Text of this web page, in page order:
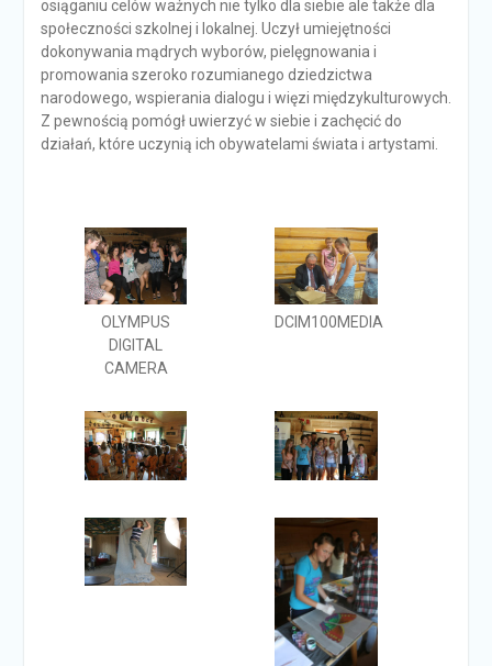
osiąganiu celów ważnych nie tylko dla siebie ale także dla
społeczności szkolnej i lokalnej. Uczył umiejętności
dokonywania mądrych wyborów, pielęgnowania i
promowania szeroko rozumianego dziedzictwa
narodowego, wspierania dialogu i więzi międzykulturowych.
Z pewnością pomógł uwierzyć w siebie i zachęcić do
działań, które uczynią ich obywatelami świata i artystami.
OLYMPUS
DIGITAL
CAMERA
DCIM100MEDIA